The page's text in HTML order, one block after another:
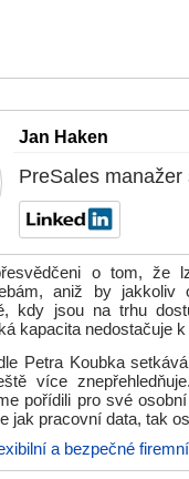
Jan Haken
PreSales manažer
o tom, že
aniž by jakkoliv
kdy jsou na trhu
kapacita nedostačuje
Petra Koubka
více
pořídili pro své
jak pracovní data, tak
a bezpečné